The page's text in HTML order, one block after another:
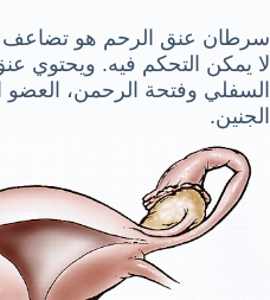
سرطان عنق الرحم هو تضاعف
لا يمكن التحكم فيه. ويحتوي
السفلي وفتحة الرحمن، العضو
الجنين.